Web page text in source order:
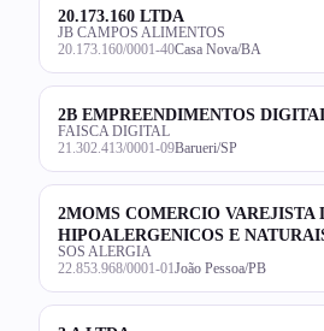
20.173.160 LTDA
JB CAMPOS ALIMENTOS
20.173.160/0001-40Casa Nova/BA
2B EMPREENDIMENTOS
FAISCA DIGITAL
21.302.413/0001-09Barueri/SP
2MOMS COMERCIO VAREJISTA
HIPOALERGENICOS E
SOS ALERGIA
22.853.968/0001-01 João Pessoa/PB